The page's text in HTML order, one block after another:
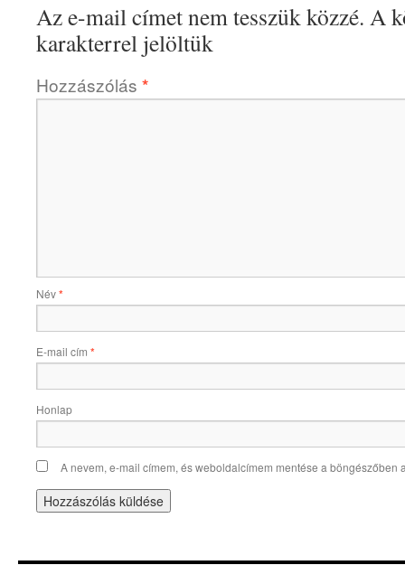
Az e-mail címet nem tesszük közzé. A
karakterrel jelöltük
Hozzászólás *
Név*
E-mail cím *
Honlap
A nevem, e-mail címem, és weboldalcímem mentése a böngészőben